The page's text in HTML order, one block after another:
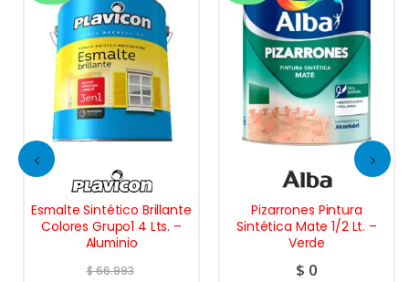
Esmalte Sintético Brillante
Colores Grupo1 4 Lts. –
Aluminio
$66.993
Pizarrones Pintura
Sintética Mate 1/2 Lt. –
Verde
$ 0